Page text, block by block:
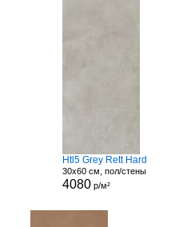
Htl5 Grey Rett Hard
30x60 см, пол/стены
4080 р/м²